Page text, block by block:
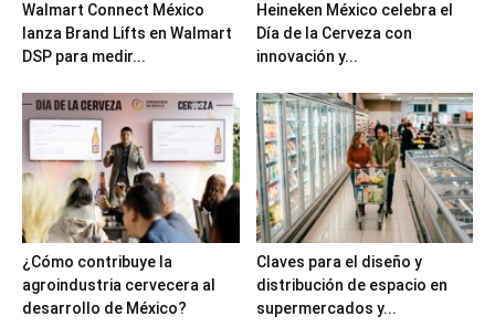
Walmart Connect México
lanza Brand Lifts en Walmart
DSP para medir...
Heineken México celebra el
Día de la Cerveza con
innovación y...
¿Cómo contribuye la
agroindustria cervecera al
desarrollo de México?
Claves para el diseño y
distribución de espacio en
supermercados y...